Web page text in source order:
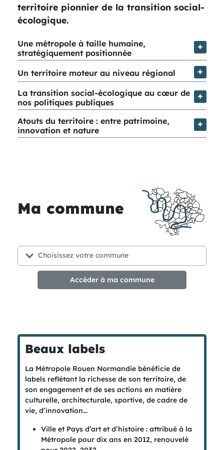
territoire pionnier de la transition social-
écologique.
Une métropole à taille humaine,
stratégiquement positionnée
Un territoire moteur au niveau régional
La transition social-écologique au cœur de
nos politiques publiques
Atouts du territoire : entre patrimoine,
innovation et nature
Ma commune
Accéder à ma commune
Beaux labels
La Métropole Rouen Normandie bénéficie de
labels reflétant la richesse de son territoire, de
son engagement et de ses actions en matière
culturelle, architecturale, sportive, de cadre de
vie, d’innovation...
Ville et Pays d’art et d’histoire : attribué à la
Métropole pour dix ans en 2012, renouvelé